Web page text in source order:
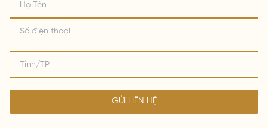
GỬI LIÊN HỆ